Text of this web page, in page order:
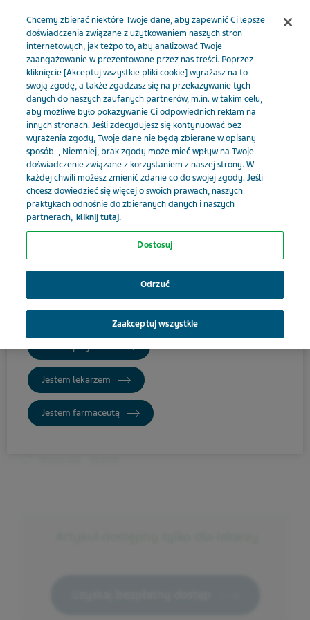
Menu
TevaMed PL Artykuły
Rozpowszechnienie migreny u
pacjentów ze stwardnieniem rozsianym wynosi około 31%
Rozpowszechnienie
migreny u pacjentów ze
stwardnieniem rozsianym
wynosi około 31%
Wybierz swoją specjalizację, żeby
otrzymywać spersonalizowane
treści
Jestem lekarzem
Jestem farmaceutą
Chcemy zbierać niektóre Twoje dane, aby zapewnić Ci lepsze
doświadczenia związane z użytkowaniem naszych stron
internetowych, jak teżpo to, aby analizować Twoje
zaangażowanie w prezentowane przez nas treści. Poprzez
kliknięcie [Akceptuj wszystkie pliki cookie] wyrażasz na to
swoją zgodę, a także zgadzasz się na przekazywanie tych
danych do naszych zaufanych partnerów, m.in. w takim celu,
aby możliwe było pokazywanie Ci odpowiednich reklam na
innych stronach. Jeśli zdecydujesz się kontynuować bez
wyrażenia zgody, Twoje dane nie będą zbierane w opisany
sposób. , Niemniej, brak zgody może mieć wpływ na Twoje
doświadczenie związane z korzystaniem z naszej strony. W
każdej chwili możesz zmienić zdanie co do swojej zgody. Jeśli
chcesz dowiedzieć się więcej o swoich prawach, naszych
praktykach odnośnie do zbieranych danych i naszych
partnerach, kliknij tutaj.
Dostosuj
Odrzuć
Zaakceptuj wszystkie